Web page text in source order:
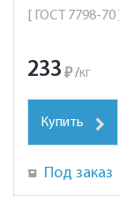
[ ГОСТ 7798-70 ]
233 ₽ /кг
Купить
Под заказ